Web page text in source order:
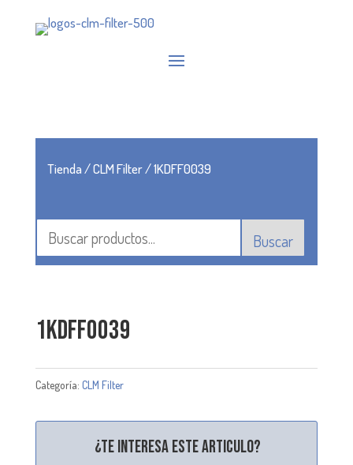
Tienda/CLM Filter/ 1KDFF0039
Buscar
1KDFF0039
Categoría: CLM Filter
¿Te interesa este articulo?